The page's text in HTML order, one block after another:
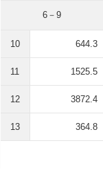
6－9
10 644.3
11 1525.5
12 3872.4
13 364.8